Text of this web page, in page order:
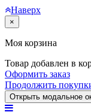
Наверх
×
Моя корзина
Товар добавлен в
Оформить заказ
Продолжить
Открыть модальное